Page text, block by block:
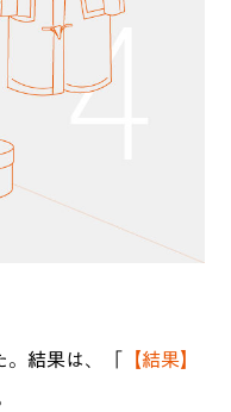
。結果は、「 【結果】